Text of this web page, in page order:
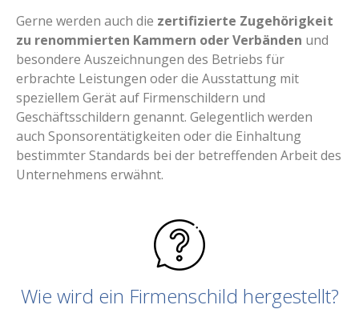
Gerne werden auch die zertifizierte Zugehörigkeit
zu renommierten Kammern oder Verbänden und
besondere Auszeichnungen des Betriebs für
erbrachte Leistungen oder die Ausstattung mit
speziellem Gerät auf Firmenschildern und
Geschäftsschildern genannt. Gelegentlich werden
auch Sponsorentätigkeiten oder die Einhaltung
bestimmter Standards bei der betreffenden Arbeit des
Unternehmens erwähnt.
Wie wird ein Firmenschild hergestellt?